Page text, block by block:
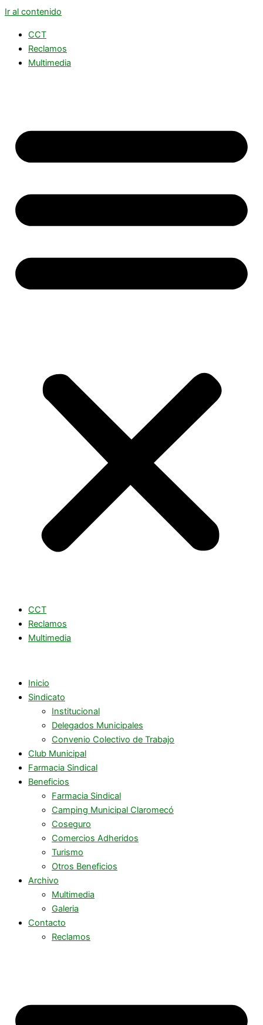
Ir al contenido
CCT
Reclamos
Multimedia
CCT
Reclamos
Multimedia
Inicio
Sindicato
Institucional
Delegados Municipales
Convenio Colectivo de Trabajo
Club Municipal
Farmacia Sindical
Beneficios
Farmacia Sindical
Camping Municipal Claromecó
Coseguro
Comercios Adheridos
Turismo
Otros Beneficios
Archivo
Multimedia
Galeria
Contacto
Reclamos